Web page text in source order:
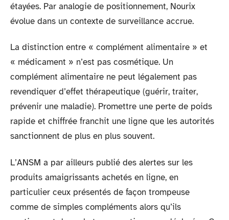
étayées. Par analogie de positionnement, Nourix
évolue dans un contexte de surveillance accrue.
La distinction entre « complément alimentaire » et
« médicament » n’est pas cosmétique. Un
complément alimentaire ne peut légalement pas
revendiquer d’effet thérapeutique (guérir, traiter,
prévenir une maladie). Promettre une perte de poids
rapide et chiffrée franchit une ligne que les autorités
sanctionnent de plus en plus souvent.
L’ANSM a par ailleurs publié des alertes sur les
produits amaigrissants achetés en ligne, en
particulier ceux présentés de façon trompeuse
comme de simples compléments alors qu’ils